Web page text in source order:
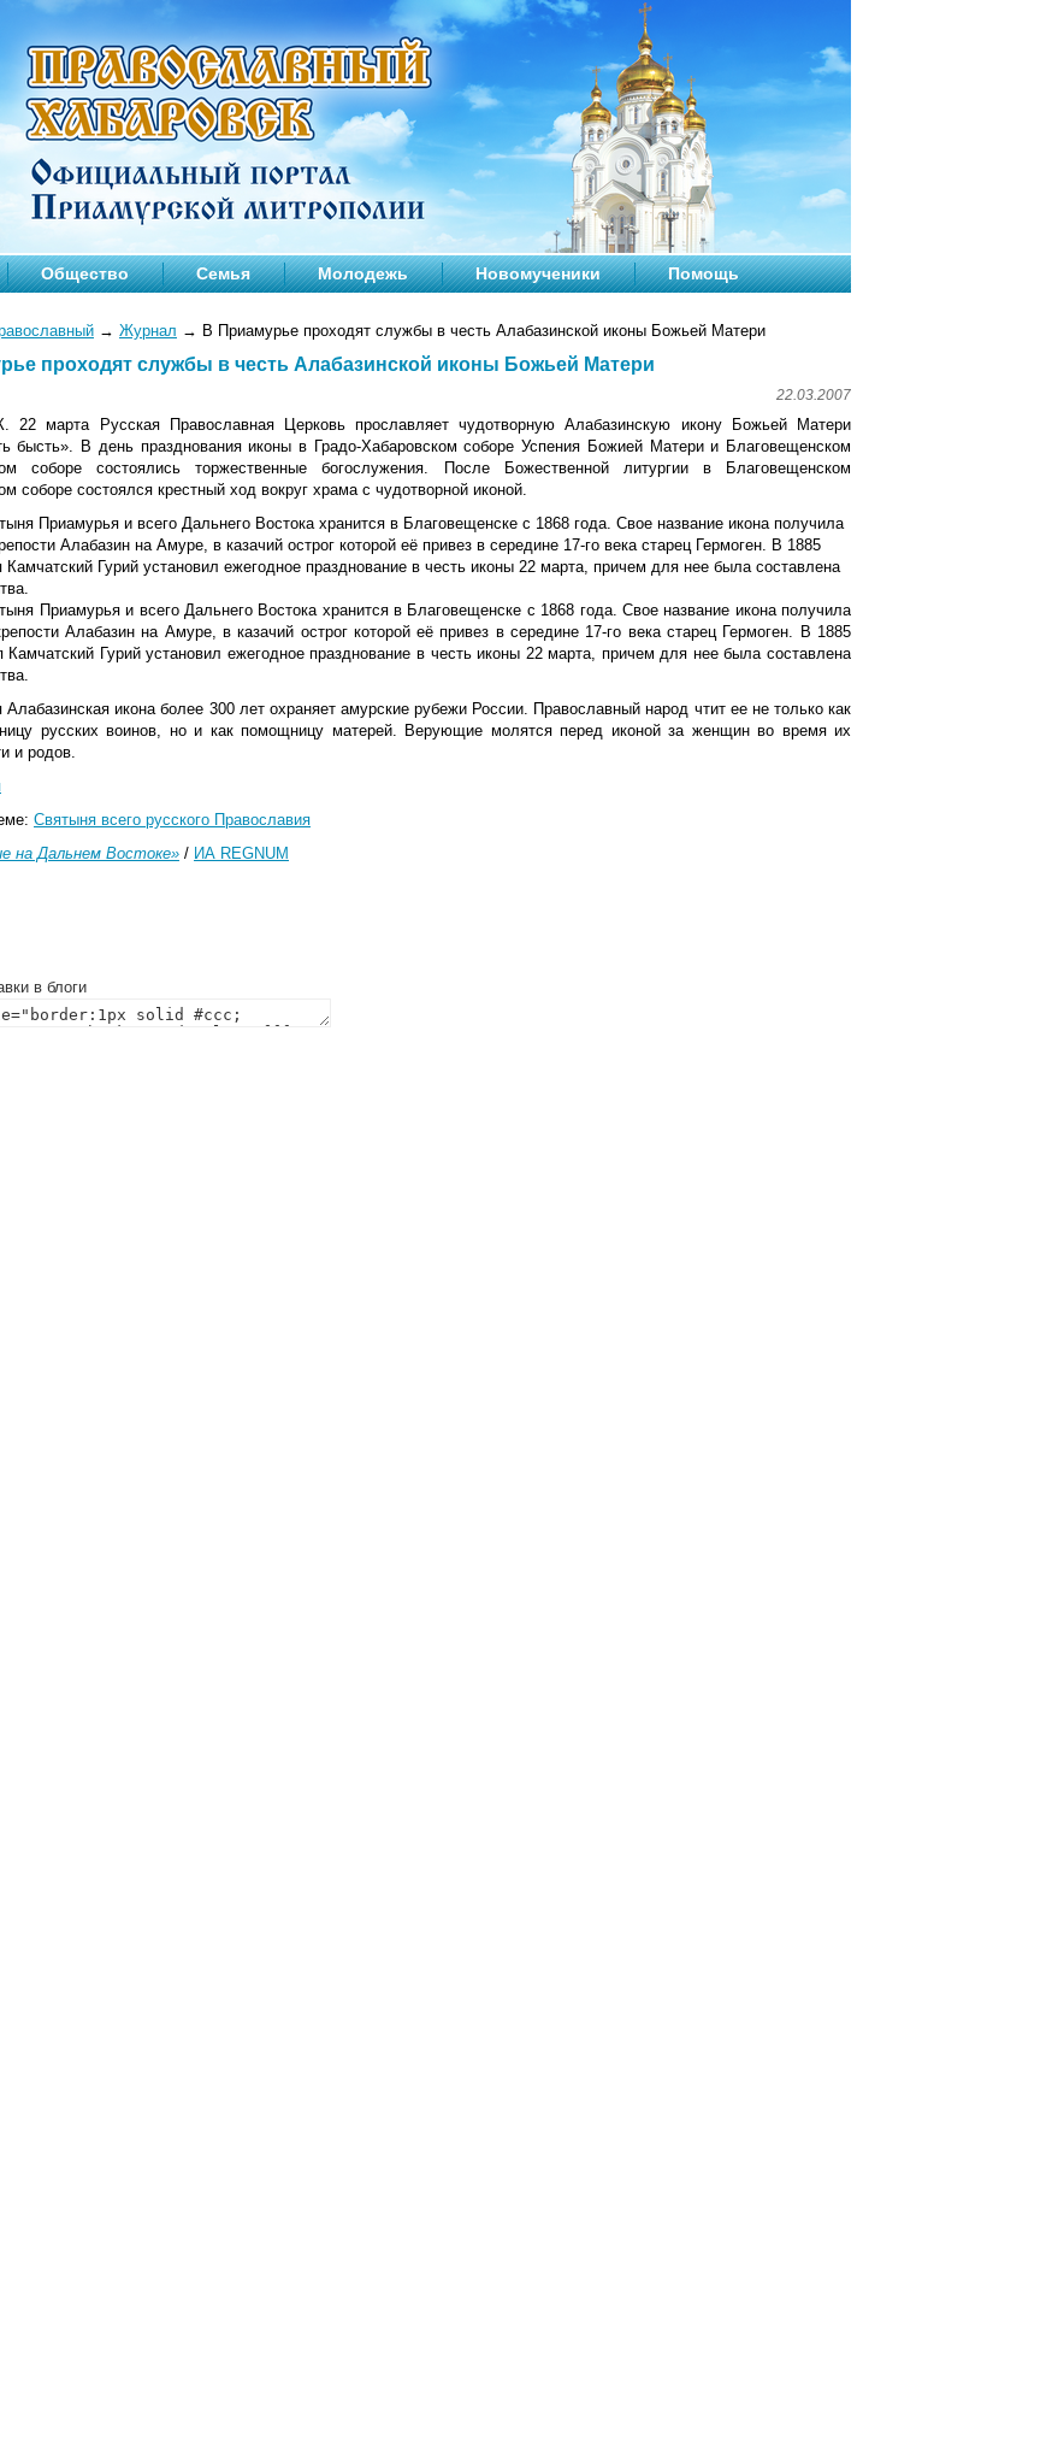
Общество Семья Молодежь Новомученики Помощь
→ Журнал → В Приамурье проходят службы в честь Алабазинской иконы Божьей Матери
проходят службы в честь Алабазинской иконы Божьей Матери
22.03.2007
марта Русская Православная Церковь прославляет чудотворную Алабазинскую икону Божьей Матери
бысть». В день празднования иконы в Градо-Хабаровском соборе Успения Божией Матери и Благовещенском
соборе состоялись торжественные богослужения. После Божественной литургии в Благовещенском
соборе состоялся крестный ход вокруг храма с чудотворной иконой.
Приамурья и всего Дальнего Востока хранится в Благовещенске с 1868 года. Свое название икона получила
Алабазин на Амуре, в казачий острог которой её привез в середине 17-го века старец Гермоген. В 1885
Камчатский Гурий установил ежегодное празднование в честь иконы 22 марта, причем для нее была составлена
Приамурья и всего Дальнего Востока хранится в Благовещенске с 1868 года. Свое название икона получила
Алабазин на Амуре, в казачий острог которой её привез в середине 17-го века старец Гермоген. В 1885
Камчатский Гурийустановил ежегодное празднование в честь иконы 22 марта, причем для нее была составлена
Алабазинская икона более 300 лет охраняет амурские рубежи России. Православный народ чтит ее не только как
русских воинов, но и как помощницу матерей. Верующие молятся перед иконой за женщин во время их
и родов.
Святыня всего русского Православия
на Дальнем Востоке» / ИА REGNUM
в блоги